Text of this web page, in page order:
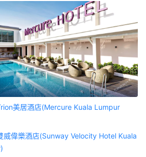
美居酒店(Mercure Kuala Lumpur
威偉樂酒店(Sunway Velocity Hotel Kuala